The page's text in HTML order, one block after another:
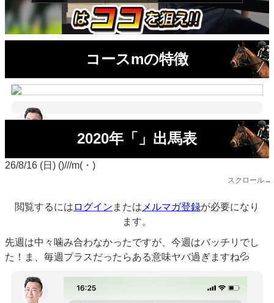
コースmの特徴
2020年「」出馬表
26/8/16 (日) ()///m(・)
スクロール→
閲覧するには ログイン または メルマガ登録が必要になり
ます。
先週は中々噛み合わなかったですが、今週はバッチリでし
た！ま、毎週プラスだったらある意味ヤバ過ぎますね💦